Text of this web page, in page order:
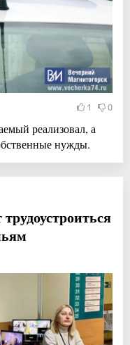
1 0
реализовал, а
нужды.